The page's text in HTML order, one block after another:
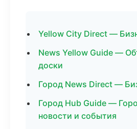
Yellow City Direct —
News Yellow Guide —
доски
Город News Direct —
Город Hub Guide —
новости и события